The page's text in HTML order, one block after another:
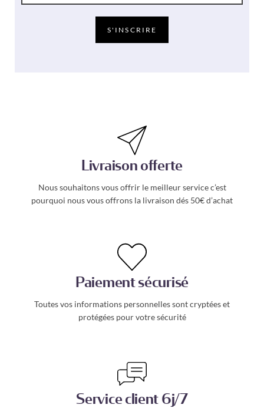
m
S'INSCRIRE
Livraison offerte
Nous souhaitons vous offrir le meilleur service c’est
pourquoi nous vous offrons la livraison dés 50€ d’achat
Paiement sécurisé
Toutes vos informations personnelles sont cryptées et
protégées pour votre sécurité
Service client 6j/7